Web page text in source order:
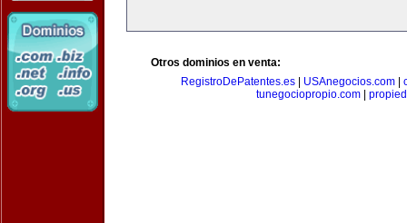
Otros dominios en venta:
RegistroDePatentes.es
USAnegocios.com
tunegociopropio.com|